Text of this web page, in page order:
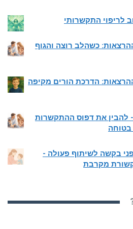
לריפוי התקשרותי
כשהלב רוצה והגוף
הדרכת הורים מקיפה
להבין את דפוס ההתקשרות
בקשה לשיתוף פעולה -
מקרבת